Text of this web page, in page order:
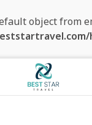
object from